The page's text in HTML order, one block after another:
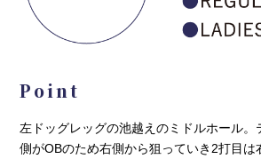
Point
左ドッグレッグの池越えのミドルホール。
側がOBのため右側から狙っていき2打目は